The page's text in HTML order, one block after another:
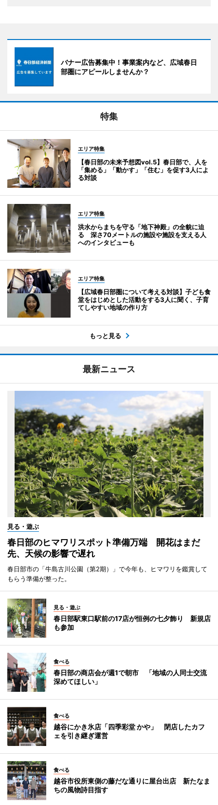
バナー広告募集中！事業案内など、広域春日
部圏にアピールしませんか？
特集
エリア特集
【春日部の未来予想図vol.5】春日部で、人を
「集める」「動かす」「住む」を促す3人によ
る対談
エリア特集
洪水からまちを守る「地下神殿」の全貌に迫
る 深さ70メートルの施設や施設を支える人
へのインタビューも
エリア特集
【広域春日部圏について考える対談】子ども食
堂をはじめとした活動をする3人に聞く、子育
てしやすい地域の作り方
もっと見る
最新ニュース
見る・遊ぶ
春日部のヒマワリスポット準備万端 開花はまだ
先、天候の影響で遅れ
春日部市の「牛島古川公園（第2期）」で今年も、ヒマワリを鑑賞して
もらう準備が整った。
見る・遊ぶ
春日部駅東口駅前の17店が恒例の七夕飾り 新規店
も参加
食べる
春日部の商店会が週1で朝市 「地域の人同士交流
深めてほしい」
食べる
越谷にかき氷店「四季彩堂 かや」 閉店したカフ
ェを引き継ぎ運営
食べる
越谷市役所東側の藤だな通りに屋台出店 新たなま
ちの風物詩目指す